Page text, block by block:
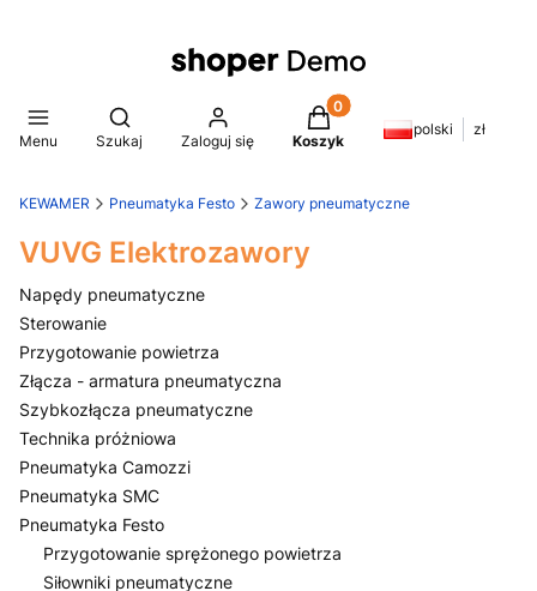
Menu
Otwórz wyszukiwarkę
Szukaj Zaloguj się
Produkty w koszyku: 0.
Koszyk
polski zł
KEWAMER Pneumatyka Festo Zawory pneumatyczne
VUVG Elektrozawory
Napędy pneumatyczne
Sterowanie
Przygotowanie powietrza
Złącza - armatura pneumatyczna
Szybkozłącza pneumatyczne
Technika próżniowa
Pneumatyka Camozzi
Pneumatyka SMC
Pneumatyka Festo
Przygotowanie sprężonego powietrza
Siłowniki pneumatyczne